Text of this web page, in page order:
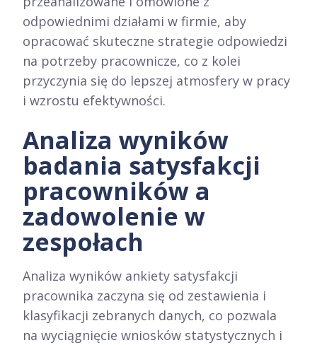
odpowiednimi działami w firmie, aby
opracować skuteczne strategie odpowiedzi
na potrzeby pracownicze, co z kolei
przyczynia się do lepszej atmosfery w pracy
i wzrostu efektywności.
Analiza wyników
badania satysfakcji
pracowników a
zadowolenie w
zespołach
Analiza wyników ankiety satysfakcji
pracownika zaczyna się od zestawienia i
klasyfikacji zebranych danych, co pozwala
na wyciągnięcie wniosków statystycznych i